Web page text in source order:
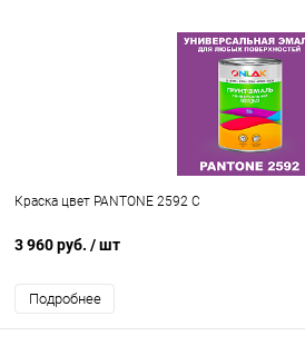
Краска цвет PANTONE 2592 C
3 960 руб. / шт
Подробнее